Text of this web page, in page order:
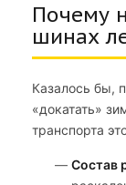
Почему
шинах
Казалось бы,
«докатать»
транспорта
Состав